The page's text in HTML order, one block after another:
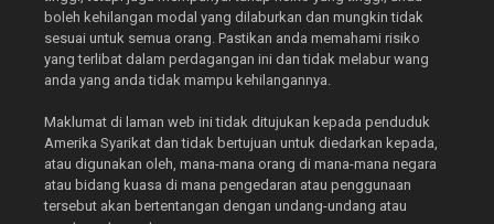
boleh kehilangan modal yang dilaburkan dan mungkin tidak
sesuai untuk semua orang. Pastikan anda memahami risiko
yang terlibat dalam perdagangan ini dan tidak melabur wang
anda yang anda tidak mampu kehilangannya.
Maklumat di laman web ini tidak ditujukan kepada penduduk
Amerika Syarikat dan tidak bertujuan untuk diedarkan kepada,
atau digunakan oleh, mana-mana orang di mana-mana negara
atau bidang kuasa di mana pengedaran atau penggunaan
tersebut akan bertentangan dengan undang-undang atau